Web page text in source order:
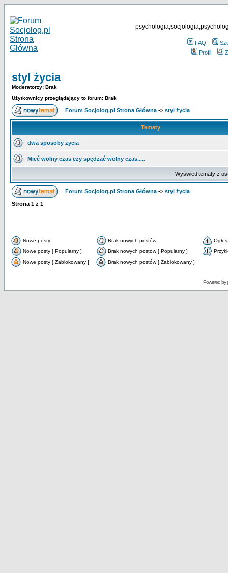
FAQ
Profil
styl życia
Moderatorzy: Brak
Użytkownicy przeglądający to forum: Brak
Forum Socjolog.pl Strona Główna -> styl życia
Tematy
dwa sposoby życia
Mieć wolny czas czy spędzać wolny czas.....
Wyświetl tematy z
Forum Socjolog.pl Strona Główna -> styl życia
Strona 1 z 1
Nowe posty Brak nowych postów
Nowe posty [ Popularny ]
Brak nowych postów [ Popularny ]
Nowe posty [ Zablokowany ]
Brak nowych postów [ Zablokowany ]
Powered by